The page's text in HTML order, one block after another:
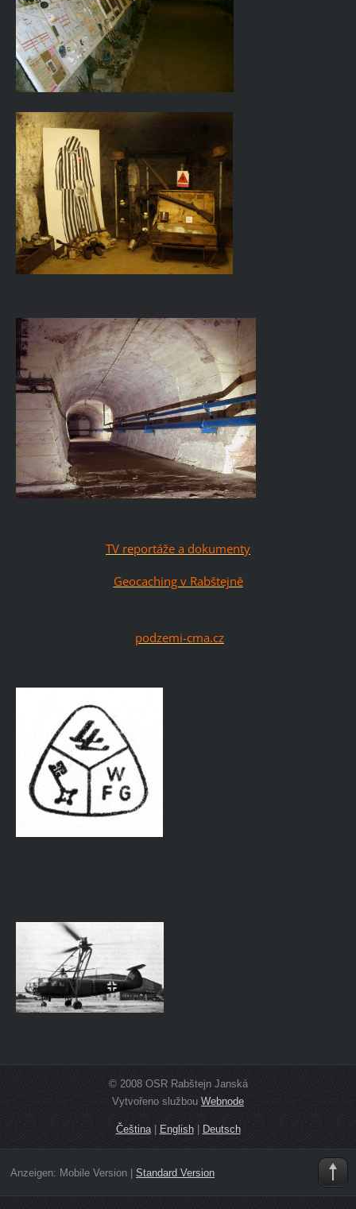
TV reportáže a dokumenty
Geocaching v Rabštejně
podzemi-cma.cz
© 2008 OSR Rabštejn Janská
Vytvořeno službou Webnode
Čeština| English| Deutsch
Anzeigen: Mobile Version| Standard Version